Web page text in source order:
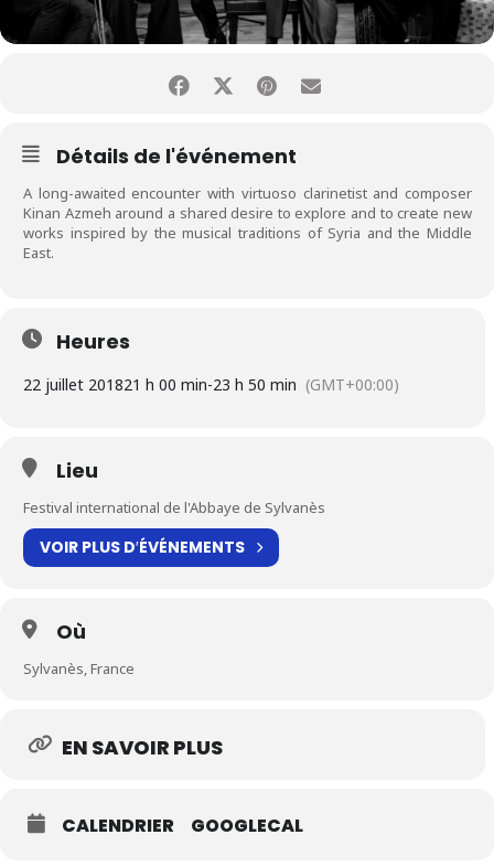
Détails de l'événement
A long-awaited encounter with virtuoso clarinetist and composer
Kinan Azmeh around a shared desire to explore and to create new
works inspired by the musical traditions of Syria and the Middle
East.
Heures
22 juillet 201821 h 00 min-23 h 50 min (GMT+00:00)
Lieu
Festival international de l'Abbaye de Sylvanès
VOIR PLUS D′ÉVÉNEMENTS
Où
Sylvanès, France
EN SAVOIR PLUS
CALENDRIER GOOGLECAL